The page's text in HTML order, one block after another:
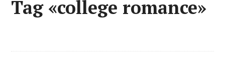
Tag «college romance»